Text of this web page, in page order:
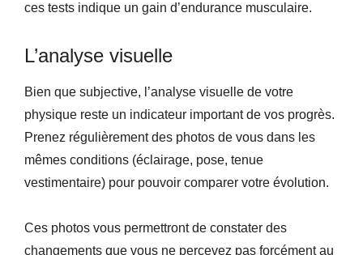
ces tests indique un gain d’endurance musculaire.
L’analyse visuelle
Bien que subjective, l’analyse visuelle de votre
physique reste un indicateur important de vos progrès.
Prenez régulièrement des photos de vous dans les
mêmes conditions (éclairage, pose, tenue
vestimentaire) pour pouvoir comparer votre évolution.
Ces photos vous permettront de constater des
changements que vous ne percevez pas forcément au